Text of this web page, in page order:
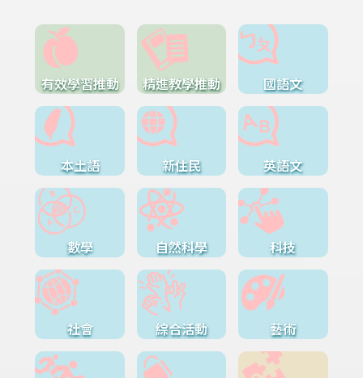
有效學習推動 精進教學推動 國語文
本土語 新住民 英語文
數學 自然科學 科技
社會 綜合活動 藝術